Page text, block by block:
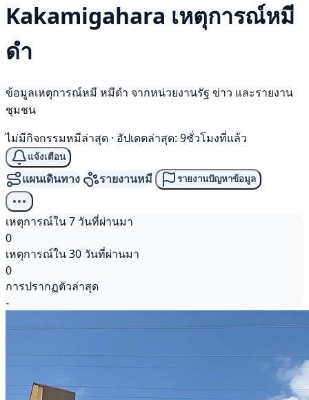
Kakamigahara เหตุการณ์หมี
ดำ
ข้อมูลเหตุการณ์หมี หมีดำ จากหน่วยงานรัฐ ข่าว และรายงาน
ชุมชน
ไม่มีกิจกรรมหมีล่าสุด · อัปเดตล่าสุด: 9ชั่วโมงที่แล้ว
แจ้งเตือน
แผนเดินทาง รายงานหมี รายงานปัญหาข้อมูล
เหตุการณ์ใน 7 วันที่ผ่านมา
0
เหตุการณ์ใน 30 วันที่ผ่านมา
0
การปรากฏตัวล่าสุด
-